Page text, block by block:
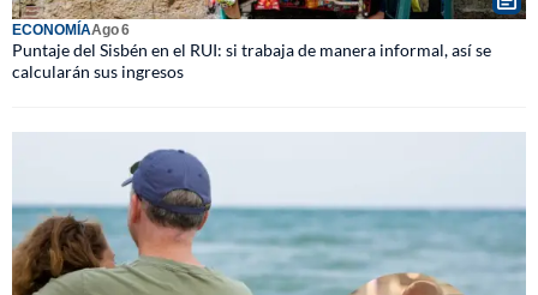
ECONOMÍAAgo 6
Puntaje del Sisbén en el RUI: si trabaja de manera informal, así se
calcularán sus ingresos